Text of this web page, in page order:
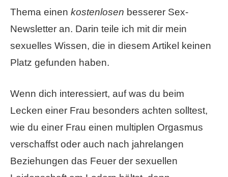
Thema einen kostenlosen besserer Sex-
Newsletter an. Darin teile ich mit dir mein
sexuelles Wissen, die in diesem Artikel keinen
Platz gefunden haben.
Wenn dich interessiert, auf was du beim
Lecken einer Frau besonders achten solltest,
wie du einer Frau einen multiplen Orgasmus
verschaffst oder auch nach jahrelangen
Beziehungen das Feuer der sexuellen